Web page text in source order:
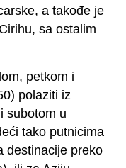
a takođe je
sa ostalim
petkom i
polaziti iz
subotom u
tako putnicima
destinacije preko